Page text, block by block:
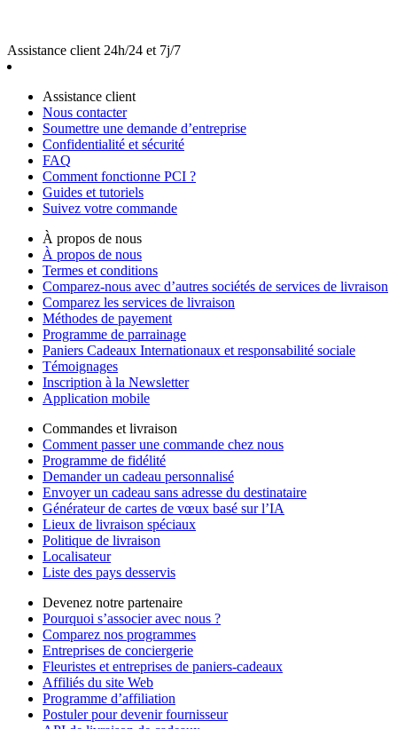
Assistance client 24h/24 et 7j/7
Assistance client
Nous contacter
Soumettre une demande d’entreprise
Confidentialité et sécurité
FAQ
Comment fonctionne PCI ?
Guides et tutoriels
Suivez votre commande
À propos de nous
À propos de nous
Termes et conditions
Comparez-nous avec d’autres sociétés de services de livraison
Comparez les services de livraison
Méthodes de payement
Programme de parrainage
Paniers Cadeaux Internationaux et responsabilité sociale
Témoignages
Inscription à la Newsletter
Application mobile
Commandes et livraison
Comment passer une commande chez nous
Programme de fidélité
Demander un cadeau personnalisé
Envoyer un cadeau sans adresse du destinataire
Générateur de cartes de vœux basé sur l’IA
Lieux de livraison spéciaux
Politique de livraison
Localisateur
Liste des pays desservis
Devenez notre partenaire
Pourquoi s’associer avec nous ?
Comparez nos programmes
Entreprises de conciergerie
Fleuristes et entreprises de paniers-cadeaux
Affiliés du site Web
Programme d’affiliation
Postuler pour devenir fournisseur